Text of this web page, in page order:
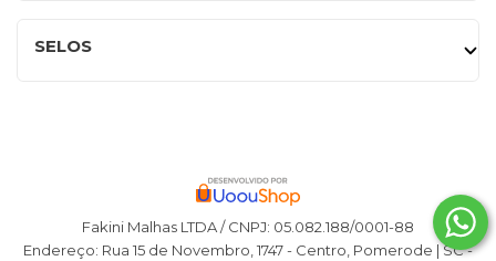
SELOS
Fakini Malhas LTDA / CNPJ: 05.082.188/0001-88
Endereço: Rua 15 de Novembro, 1747 - Centro, Pomerode | SC -